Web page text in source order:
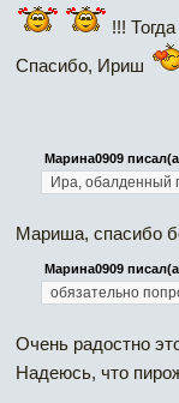
!!!
Спасибо, Ириш
Марина0909
Ира, обалденный
Мариша, спасибо
Марина0909
обязательно
Очень радостно
Надеюсь, что